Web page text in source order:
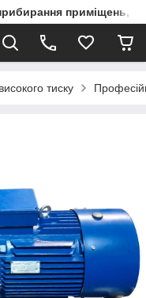
приміщень,
тиску